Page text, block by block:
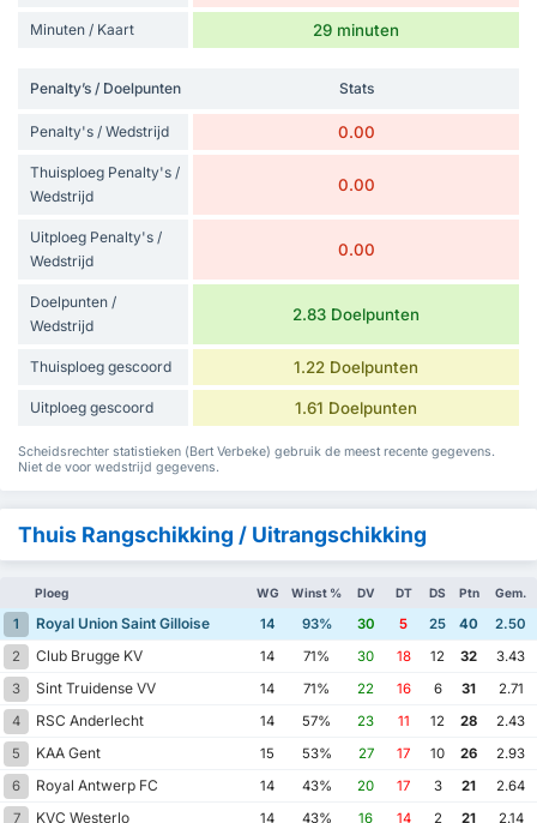
Minuten / Kaart 29 minuten
Penalty’s / Doelpunten Stats
Penalty's / Wedstrijd 0.00
Thuisploeg Penalty's /
Wedstrijd
0.00
Uitploeg Penalty's /
Wedstrijd
0.00
Doelpunten /
Wedstrijd
2.83 Doelpunten
Thuisploeg gescoord 1.22 Doelpunten
Uitploeg gescoord 1.61 Doelpunten
Scheidsrechter statistieken (Bert Verbeke) gebruik de meest recente gegevens.
Niet de voor wedstrijd gegevens.
Thuis Rangschikking / Uitrangschikking
Ploeg WG Winst % DV DT DS Ptn Gem.
1 Royal Union Saint Gilloise 14 93% 30 5 25 40
2.50
2
Club Brugge KV 14 71% 30 18 12 32
3.43
3
Sint Truidense VV 14 71% 22 16 6 31
2.71
4
RSC Anderlecht 14 57% 23 11 12 28
2.43
5
KAA Gent 15 53% 27 17 10 26
2.93
6
Royal Antwerp FC 14 43% 20 17 3 21
2.64
7
KVC Westerlo 14 43% 16 14 2 21
2.14